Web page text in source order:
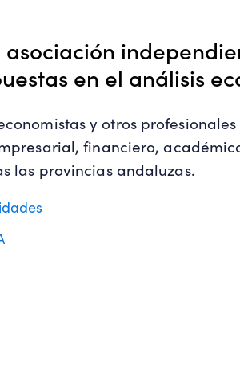
asociación
en el análisis
y otros
financiero,
las provincias andaluzas.